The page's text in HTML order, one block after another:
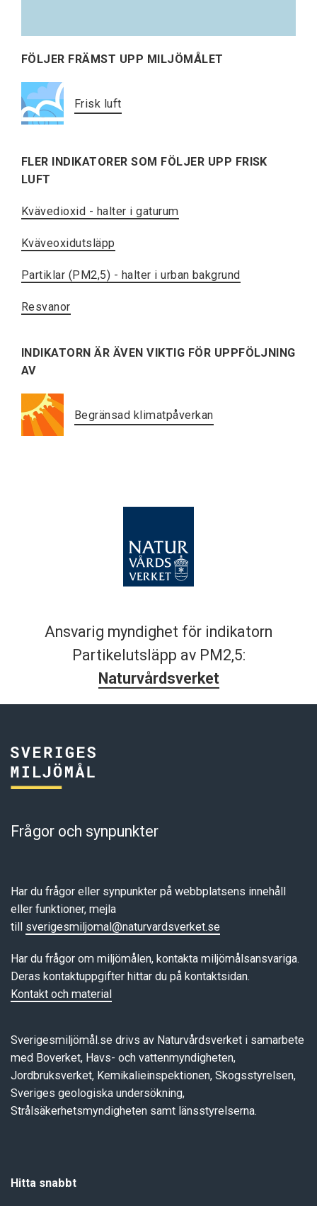
FÖLJER FRÄMST UPP MILJÖMÅLET
Frisk luft
FLER INDIKATORER SOM FÖLJER UPP FRISK
LUFT
Kvävedioxid - halter i gaturum
Kväveoxidutsläpp
Partiklar (PM2,5) - halter i urban bakgrund
Resvanor
INDIKATORN ÄR ÄVEN VIKTIG FÖR UPPFÖLJNING
AV
Begränsad klimatpåverkan
Ansvarig myndighet för indikatorn
Partikelutsläpp av PM2,5:
Naturvårdsverket
Frågor och synpunkter
Har du frågor eller synpunkter på webbplatsens innehåll
eller funktioner, mejla
till sverigesmiljomal@naturvardsverket.se
Har du frågor om miljömålen, kontakta miljömålsansvariga.
Deras kontaktuppgifter hittar du på kontaktsidan.
Kontakt och material
Sverigesmiljömål.se drivs av Naturvårdsverket i samarbete
med Boverket, Havs- och vattenmyndigheten,
Jordbruksverket, Kemikalieinspektionen, Skogsstyrelsen,
Sveriges geologiska undersökning,
Strålsäkerhetsmyndigheten samt länsstyrelserna.
Hitta snabbt